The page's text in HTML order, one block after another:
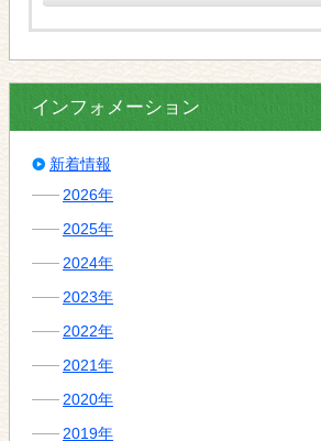
インフォメーション
新着情報
2026年
2025年
2024年
2023年
2022年
2021年
2020年
2019年